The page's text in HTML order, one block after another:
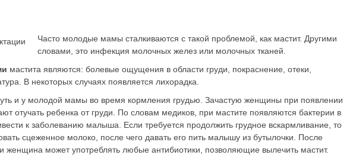
Часто молодые мамы сталкиваются с такой проблемой, как мастит. Другими
словами, это инфекция молочных желез или молочных тканей.
мастита являются: болевые ощущения в области груди, покраснение, отеки,
В некоторых случаях появляется лихорадка.
и у молодой мамы во время кормления грудью. Зачастую женщины при появлении
отучать ребенка от груди. По словам медиков, при мастите появляются бактерии в
к заболеванию малыша. Если требуется продолжить грудное вскармливание, то
сцеженное молоко, после чего давать его пить малышу из бутылочки. После
женщина может употреблять любые антибиотики, позволяющие вылечить мастит.